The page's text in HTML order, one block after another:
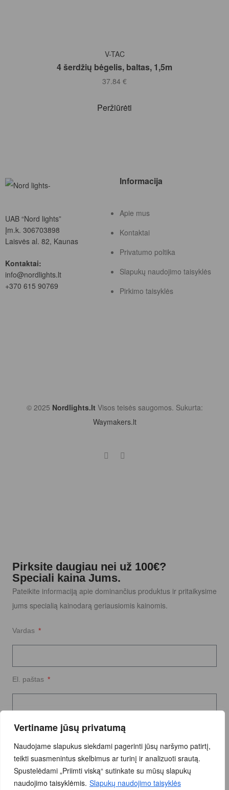
Vertiname jūsų privatumą
Naudojame slapukus siekdami pagerinti jūsų naršymo patirtį,
teikti suasmenintus skelbimus ar turinį ir analizuoti srautą.
Spustelėdami „Priimti viską“ sutinkate su mūsų slapukų
naudojimo taisyklėmis. Slapukų naudojimo taisyklės
Į KREPŠELĮ
V-TAC
4 šerdžių bėgelis, baltas, 1,5m
37.84 €
Peržiūrėti
UAB “Nord lights”
Įm.k. 306703898
Laisvės al. 82, Kaunas
Kontaktai:
info@nordlights.lt
+370 615 90769
Informacija
Apie mus
Kontaktai
Privatumo poltika
Slapukų naudojimo taisyklės
Pirkimo taisyklės
© 2025 Nordlights.lt Visos teisės saugomos. Sukurta:
Waymakers.lt
Pirksite daugiau nei už 100€?
Speciali kaina Jums.
Pateikite informaciją apie dominančius produktus ir pritaikysime
jums specialią kainodarą geriausiomis kainomis.
Vardas
El. paštas
Užklausos tekstas